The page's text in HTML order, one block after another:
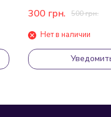
300 грн. 500грн.
Нет в наличии